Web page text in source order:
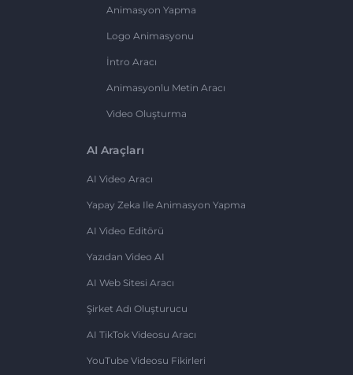
Animasyon Yapma
Logo Animasyonu
İntro Aracı
Animasyonlu Metin Aracı
Video Oluşturma
AI Araçları
AI Video Aracı
Yapay Zeka Ile Animasyon Yapma
AI Video Editörü
Yazıdan Video AI
AI Web Sitesi Aracı
Şirket Adı Oluşturucu
AI TikTok Videosu Aracı
YouTube Videosu Fikirleri